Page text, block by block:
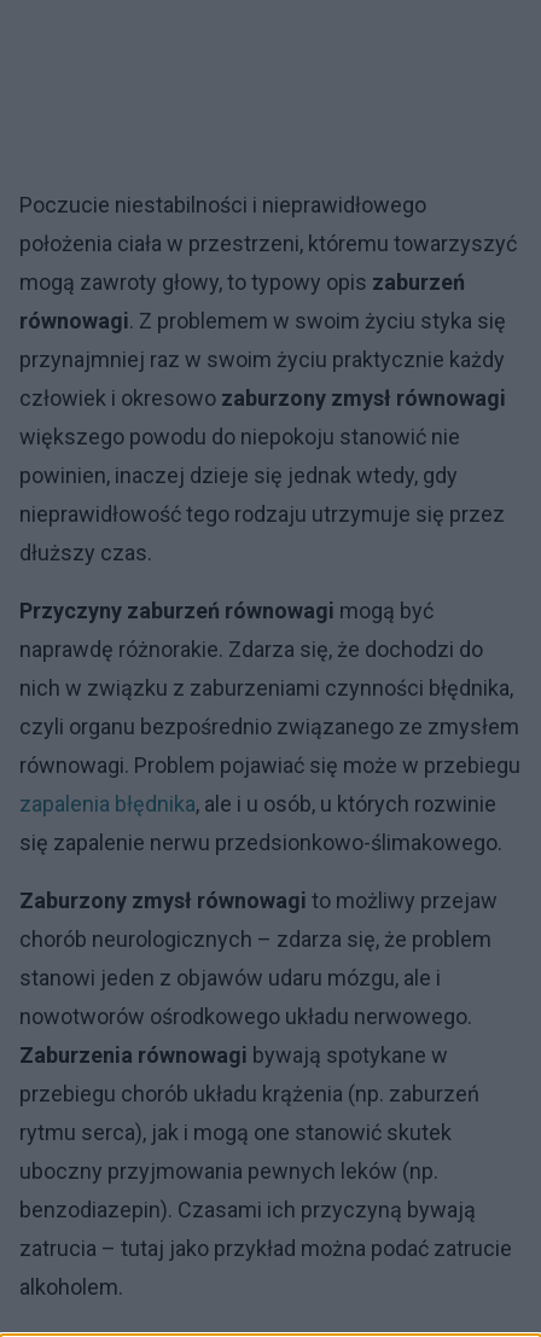
Poczucie niestabilności i nieprawidłowego
położenia ciała w przestrzeni, któremu towarzyszyć
mogą zawroty głowy, to typowy opis zaburzeń
równowagi. Z problemem w swoim życiu styka się
przynajmniej raz w swoim życiu praktycznie każdy
człowiek i okresowo zaburzony zmysł równowagi
większego powodu do niepokoju stanowić nie
powinien, inaczej dzieje się jednak wtedy, gdy
nieprawidłowość tego rodzaju utrzymuje się przez
dłuższy czas.
Przyczyny zaburzeń równowagi mogą być
naprawdę różnorakie. Zdarza się, że dochodzi do
nich w związku z zaburzeniami czynności błędnika,
czyli organu bezpośrednio związanego ze zmysłem
równowagi. Problem pojawiać się może w przebiegu
zapalenia błędnika, ale i u osób, u których rozwinie
się zapalenie nerwu przedsionkowo-ślimakowego.
Zaburzony zmysł równowagi to możliwy przejaw
chorób neurologicznych – zdarza się, że problem
stanowi jeden z objawów udaru mózgu, ale i
nowotworów ośrodkowego układu nerwowego.
Zaburzenia równowagi bywają spotykane w
przebiegu chorób układu krążenia (np. zaburzeń
rytmu serca), jak i mogą one stanowić skutek
uboczny przyjmowania pewnych leków (np.
benzodiazepin). Czasami ich przyczyną bywają
zatrucia – tutaj jako przykład można podać zatrucie
alkoholem.